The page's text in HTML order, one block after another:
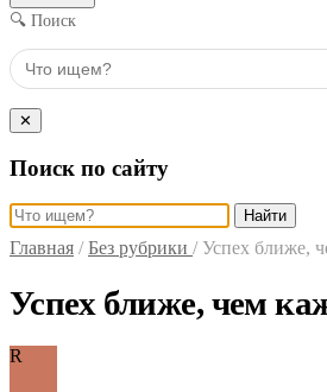
🔍 Поиск
✕
Поиск по сайту
Найти
Главная / Без рубрики / Успех ближе,
Успех ближе, чем
R